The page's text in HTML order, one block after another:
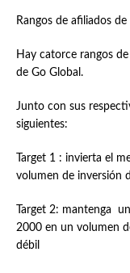
Rangos de afiliados de
Hay catorce rangos
de Go Global.
Junto con sus
siguientes:
Target 1 : invierta el
volumen de inversión
Target 2: mantenga
2000 en un volumen
débil